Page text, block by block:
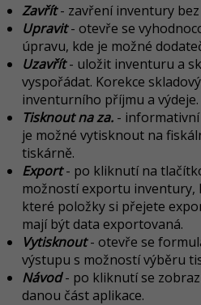
Zavřít- zavření inventury bez
Upravit- otevře se
úpravu, kde je možné
Uzavřít- uložit inventuru a
vyspořádat. Korekce
inventurního příjmu a výdeje.
Tisknout na za. -
je možné vytisknout na
tiskárně.
Export - po kliknutí na
možností exportu inventury,
které položky si přejete
mají být data exportovaná.
Vytisknout- otevře se
výstupu s možností výběru
Návod- po kliknutí se
danou část aplikace.